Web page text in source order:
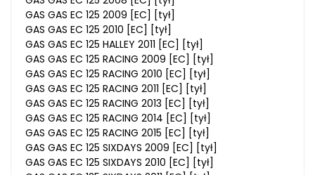
GAS GAS EC 125 2009 [EC] [tył]
GAS GAS EC 125 2010 [EC] [tył]
GAS GAS EC 125 HALLEY 2011 [EC] [tył]
GAS GAS EC 125 RACING 2009 [EC] [tył]
GAS GAS EC 125 RACING 2010 [EC] [tył]
GAS GAS EC 125 RACING 2011 [EC] [tył]
GAS GAS EC 125 RACING 2013 [EC] [tył]
GAS GAS EC 125 RACING 2014 [EC] [tył]
GAS GAS EC 125 RACING 2015 [EC] [tył]
GAS GAS EC 125 SIXDAYS 2009 [EC] [tył]
GAS GAS EC 125 SIXDAYS 2010 [EC] [tył]